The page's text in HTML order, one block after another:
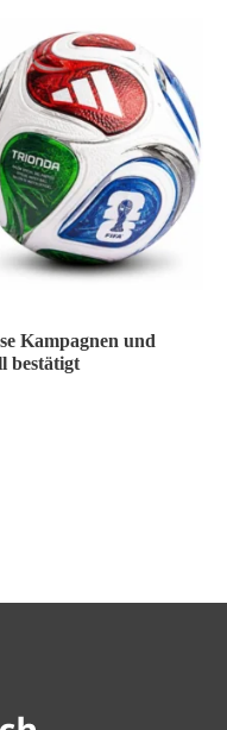
Kampagnen und
bestätigt